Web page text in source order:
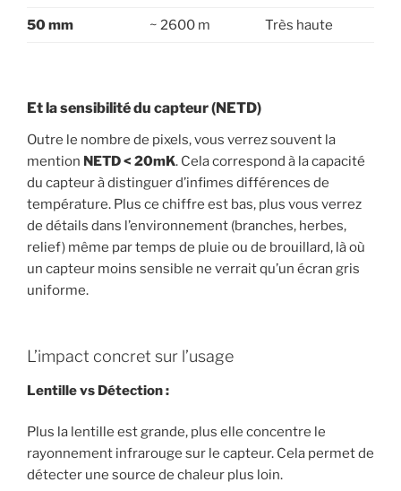
50 mm ~ 2600 m Très haute
Et la sensibilité du capteur (NETD)
Outre le nombre de pixels, vous verrez souvent la
mention NETD < 20mK. Cela correspond à la capacité
du capteur à distinguer d’infimes différences de
température. Plus ce chiffre est bas, plus vous verrez
de détails dans l’environnement (branches, herbes,
relief) même par temps de pluie ou de brouillard, là où
un capteur moins sensible ne verrait qu’un écran gris
uniforme.
L’impact concret sur l’usage
Lentille vs Détection :
Plus la lentille est grande, plus elle concentre le
rayonnement infrarouge sur le capteur. Cela permet de
détecter une source de chaleur plus loin.